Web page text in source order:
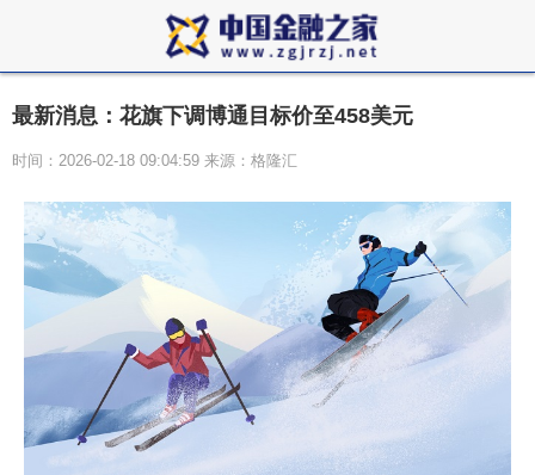
最新消息：花旗下调博通目标价至458美元
时间：2026-02-18 09:04:59 来源：格隆汇